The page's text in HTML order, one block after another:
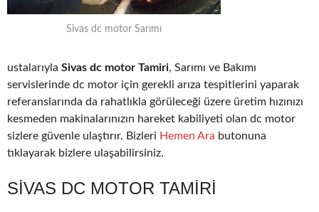
Sivas dc motor Sarımı
ustalarıyla Sivas dc motor Tamiri, Sarımı ve Bakımı
servislerinde dc motor için gerekli arıza tespitlerini yaparak
referanslarında da rahatlıkla görüleceği üzere üretim hızınızı
kesmeden makinalarınızın hareket kabiliyeti olan dc motor
sizlere güvenle ulaştırır. Bizleri Hemen Ara butonuna
tıklayarak bizlere ulaşabilirsiniz.
SIVAS DC MOTOR TAMIRI